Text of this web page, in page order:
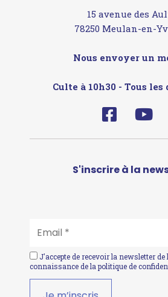
15 avenue des
78250 Meulan-en-
Nous envoyer un
Culte à 10h30 - Tous
S'inscrire à la
J'accepte de recevoir la newsletter
connaissance de la politique de